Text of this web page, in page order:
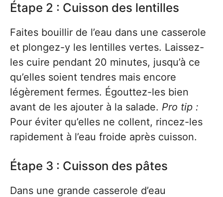
Étape 2 : Cuisson des lentilles
Faites bouillir de l’eau dans une casserole
et plongez-y les lentilles vertes. Laissez-
les cuire pendant 20 minutes, jusqu’à ce
qu’elles soient tendres mais encore
légèrement fermes. Égouttez-les bien
avant de les ajouter à la salade. Pro tip :
Pour éviter qu’elles ne collent, rincez-les
rapidement à l’eau froide après cuisson.
Étape 3 : Cuisson des pâtes
Dans une grande casserole d’eau